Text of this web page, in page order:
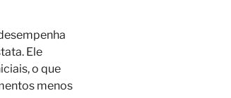
Ele
o que
menos